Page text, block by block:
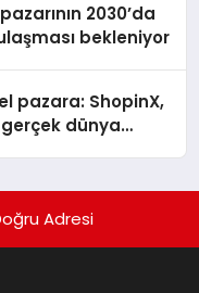
2030’da
bekleniyor
pazara: ShopinX,
dünya
Adresi